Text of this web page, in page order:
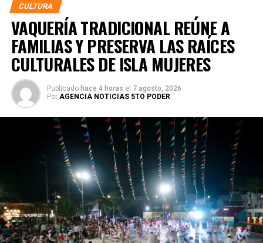
CULTURA
VAQUERÍA TRADICIONAL REÚNE A
FAMILIAS Y PRESERVA LAS RAÍCES
CULTURALES DE ISLA MUJERES
Publicado hace 4 horas el 7 agosto, 2026
Por AGENCIA NOTICIAS 5TO PODER